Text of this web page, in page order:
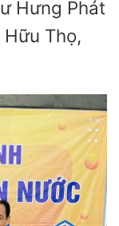
Hưng Phát
Thọ,